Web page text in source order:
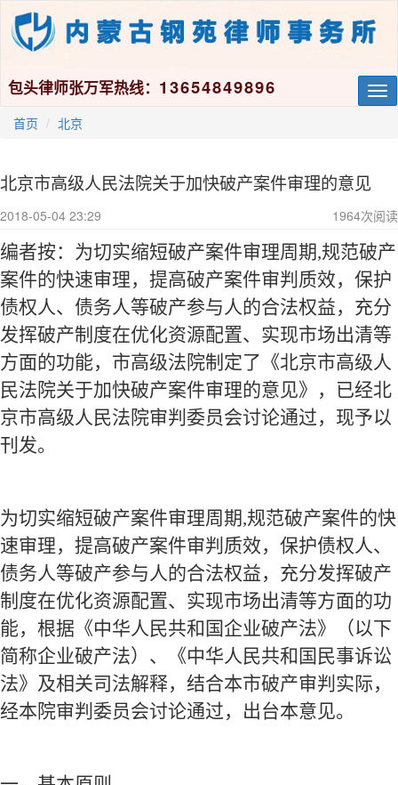
包头律师张万军热线： 13654849896
首页 北京
北京市高级人民法院关于加快破产案件审理的意见
2018-05-04 23:29 1964次阅读
编者按：为切实缩短破产案件审理周期,规范破产
案件的快速审理，提高破产案件审判质效，保护
债权人、债务人等破产参与人的合法权益，充分
发挥破产制度在优化资源配置、实现市场出清等
方面的功能，市高级法院制定了《北京市高级人
民法院关于加快破产案件审理的意见》，已经北
京市高级人民法院审判委员会讨论通过，现予以
刊发。
为切实缩短破产案件审理周期,规范破产案件的快
速审理，提高破产案件审判质效，保护债权人、
债务人等破产参与人的合法权益，充分发挥破产
制度在优化资源配置、实现市场出清等方面的功
能，根据《中华人民共和国企业破产法》（以下
简称企业破产法）、《中华人民共和国民事诉讼
法》及相关司法解释，结合本市破产审判实际，
经本院审判委员会讨论通过，出台本意见。